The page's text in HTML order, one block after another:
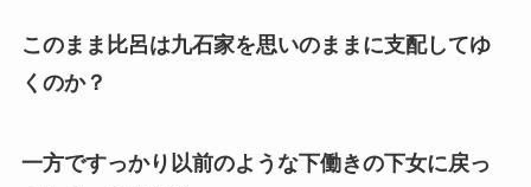
このまま比呂は九石家を思いのままに支配してゆ
くのか？
一方ですっかり以前のような下働きの下女に戻っ